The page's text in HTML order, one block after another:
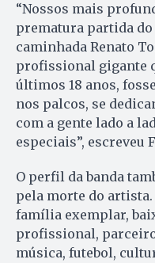
“Nossos mais
prematura partida
caminhada Renato
profissional gigante
últimos 18 anos,
nos palcos, se
com a gente lado a
especiais”, escreveu
O perfil da banda
pela morte do artista.
família exemplar,
profissional,
música, futebol,